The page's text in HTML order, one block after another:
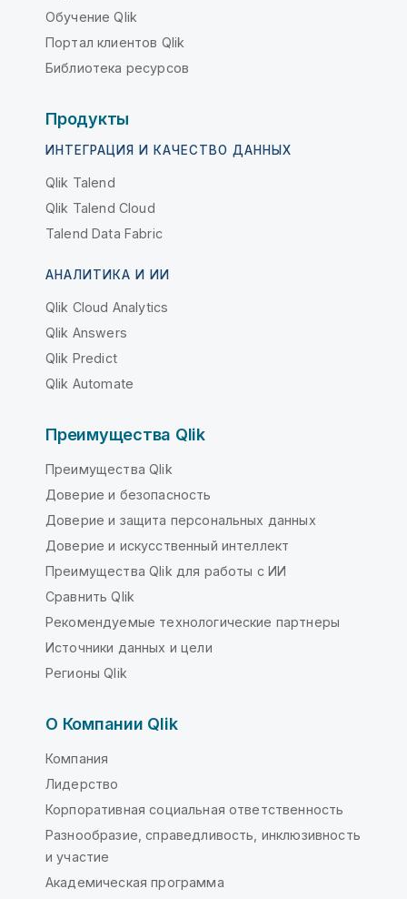
Обучение Qlik
Портал клиентов Qlik
Библиотека ресурсов
Продукты
ИНТЕГРАЦИЯ И КАЧЕСТВО ДАННЫХ
Qlik Talend
Qlik Talend Cloud
Talend Data Fabric
АНАЛИТИКА И ИИ
Qlik Cloud Analytics
Qlik Answers
Qlik Predict
Qlik Automate
Преимущества Qlik
Преимущества Qlik
Доверие и безопасность
Доверие и защита персональных данных
Доверие и искусственный интеллект
Преимущества Qlik для работы с ИИ
Сравнить Qlik
Рекомендуемые технологические партнеры
Источники данных и цели
Регионы Qlik
О Компании Qlik
Компания
Лидерство
Корпоративная социальная ответственность
Разнообразие, справедливость, инклюзивность
и участие
Академическая программа